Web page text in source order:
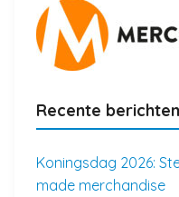
Recente berichten
Koningsdag 2026:
made merchandise